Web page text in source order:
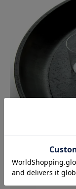
現代の暮らしの
ったりの器です。